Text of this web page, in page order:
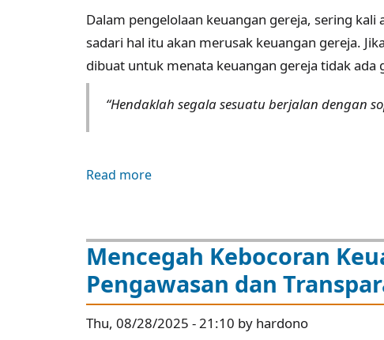
Dalam pengelolaan keuangan gereja, sering
sadari hal itu akan merusak keuangan gereja.
dibuat untuk menata keuangan gereja tidak ada
“Hendaklah segala sesuatu berjalan dengan
Read more
yang
Merusak
Keuangan
Gereja
dan
Mencegah Kebocoran
Pengawasan dan
Thu, 08/28/2025 - 21:10 by hardono